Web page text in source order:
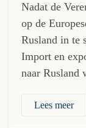
Nadat de
op de
Rusland in te
Import en
naar Rusland
Lees meer